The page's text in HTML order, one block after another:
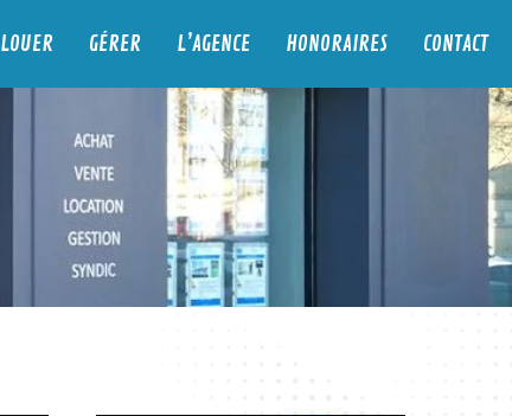
LOUER GÉRER L’AGENCE HONORAIRES CONTACT